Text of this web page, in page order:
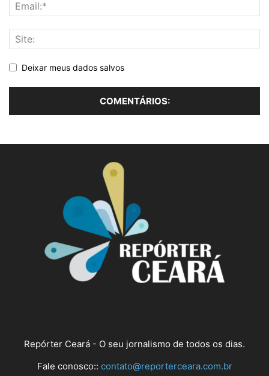
Deixar meus dados salvos
Repórter Ceará - O seu jornalismo de todos os dias.
Fale conosco:: contato@reporterceara.com.br